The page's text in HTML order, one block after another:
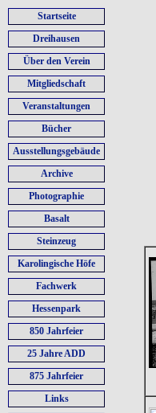
Startseite
Dreihausen
Über den Verein
Mitgliedschaft
Veranstaltungen
Bücher
Ausstellungsgebäude
Archive
Photographie
Basalt
Steinzeug
Karolingische Höfe
Fachwerk
Hessenpark
850 Jahrfeier
25 Jahre ADD
875 Jahrfeier
Links